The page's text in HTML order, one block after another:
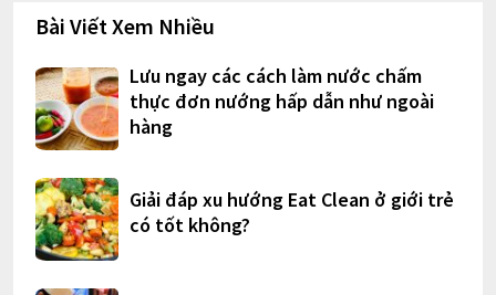
Bài Viết Xem Nhiều
Lưu ngay các cách làm nước chấm
thực đơn nướng hấp dẫn như ngoài
hàng
Giải đáp xu hướng Eat Clean ở giới trẻ
có tốt không?